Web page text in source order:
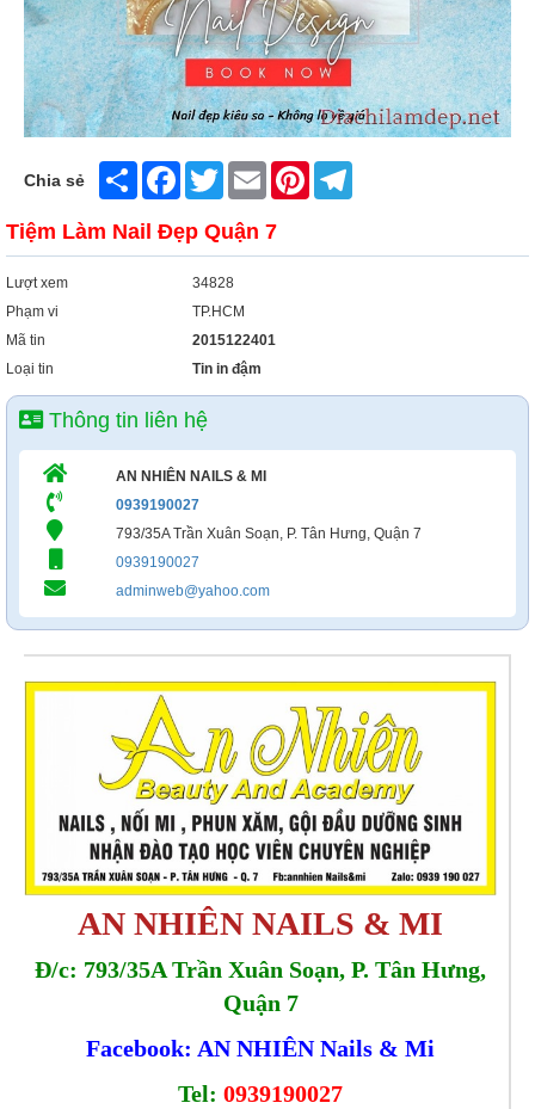
Chia sẻ Share FacebookTwitter Email Pinterest
Tiệm Làm Nail Đẹp Quận 7
Lượt xem
34828
Phạm vi
TP.HCM
Mã tin
2015122401
Loại tin
Tin in đậm
Thông tin liên hệ
AN NHIÊN NAILS & MI
0939190027
793/35A Trần Xuân Soạn, P. Tân Hưng, Quận 7
0939190027
adminweb@yahoo.com
AN NHIÊN NAILS & MI
Đ/c: 793/35A Trần Xuân Soạn, P. Tân Hưng,
Quận 7
Facebook: AN NHIÊN Nails & Mi
Tel: 0939190027